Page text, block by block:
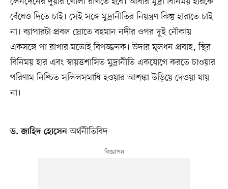
বেঁধেও দিতে চাই। সেই সঙ্গে মুদ্রানীতির নিয়ন্ত্রণ কিন্তু হারাতে চাই
না। ব্যাপারটা প্রবল স্রোতে বহমান নদীর ওপর দুই নৌকায়
একসঙ্গে পা রাখার মতোই বিপজ্জনক। উদার মূলধন প্রবাহ, স্থির
বিনিময় হার এবং স্বায়ত্তশাসিত মুদ্রানীতি একযোগে করতে চাওয়ার
পরিণাম নিশ্চিত সলিলসমাধি হওয়ার আশঙ্কা উড়িয়ে দেওয়া যায়
না।
ড. জাহিদ হোসেনঅর্থনীতিবিদ